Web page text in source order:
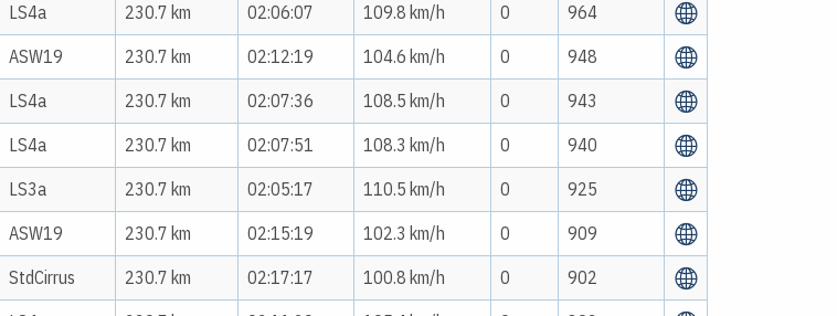
LS4a 230.7 km 02:06:07 109.8 km/h 0
964
ASW19 230.7 km 02:12:19 104.6 km/h 0
948
LS4a 230.7 km 02:07:36 108.5 km/h 0
943
LS4a 230.7 km 02:07:51 108.3 km/h 0
940
LS3a 230.7 km 02:05:17 110.5 km/h 0
925
ASW19 230.7 km 02:15:19 102.3 km/h 0
909
StdCirrus 230.7 km 02:17:17 100.8 km/h 0
902